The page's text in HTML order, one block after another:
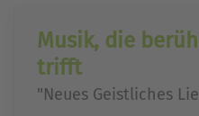
Musik, die
trifft
"Neues Geistliches